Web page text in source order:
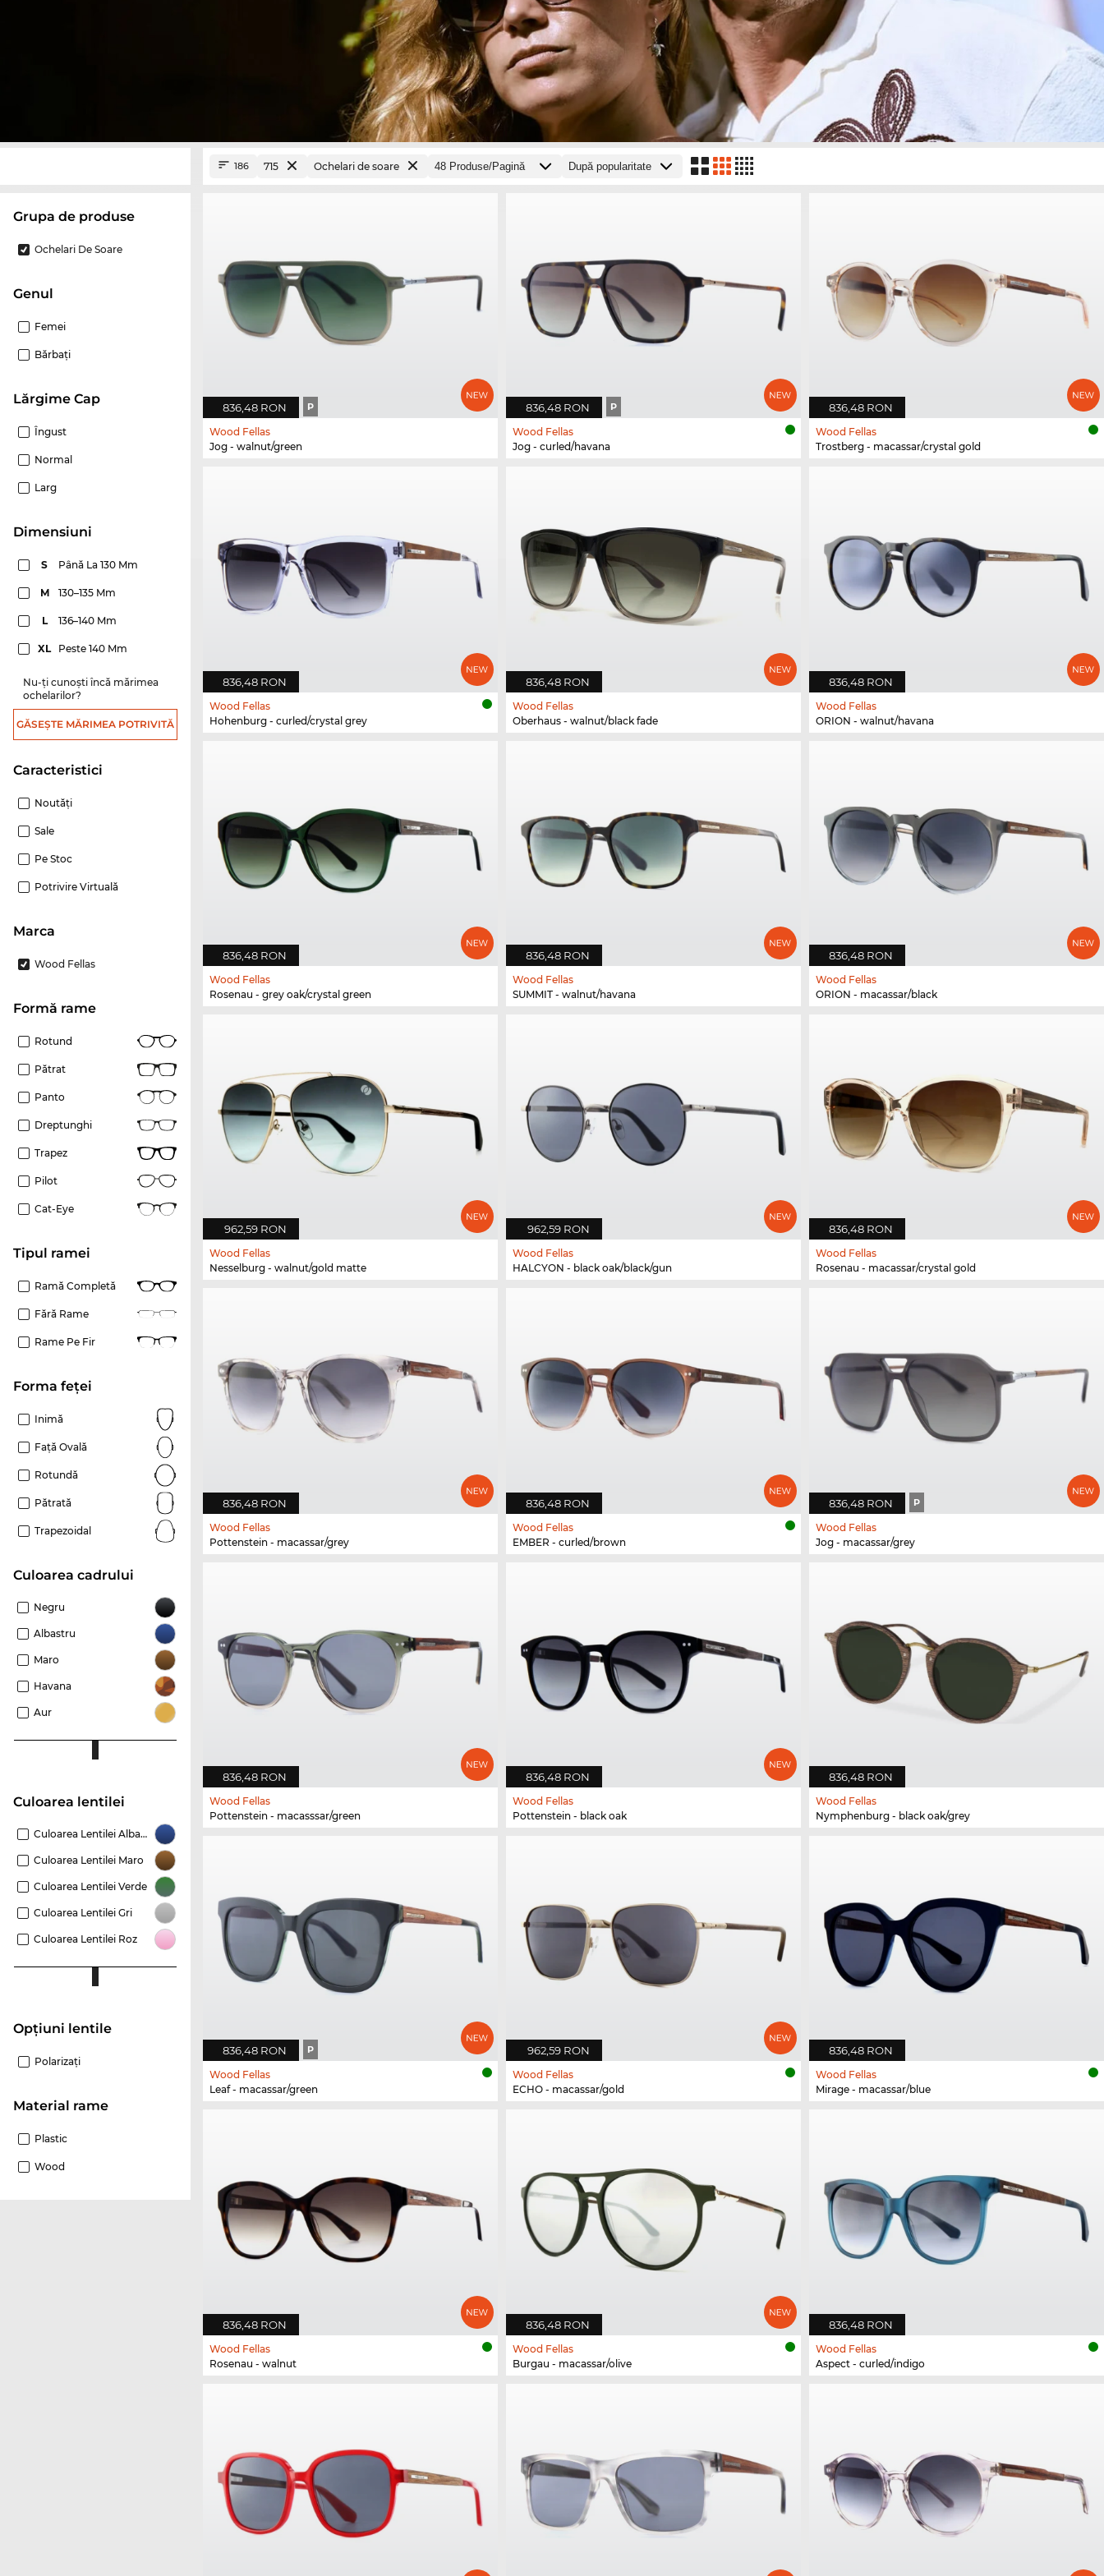
Grupa de produse
Ochelari De Soare
Genul
Femei
Bărbaţi
Lărgime Cap
Îngust
Normal
Larg
dimensiuni
S Până La 130 Mm
M 130–135 Mm
L 136–140 Mm
XL Peste 140 Mm
Nu-ți cunoști încă mărimea
ochelarilor?
GĂSEȘTE MĂRIMEA POTRIVITĂ
Caracteristici
Noutăţi
Sale
Pe Stoc
Potrivire Virtuală
marca
Wood Fellas
Formă rame
Rotund
Pătrat
Panto
Dreptunghi
Trapez
Pilot
Cat-Eye
Tipul ramei
Ramă Completă
Fără Rame
Rame Pe Fir
Forma feței
Inimă
Față Ovală
Rotundă
Pătrată
Trapezoidal
Culoarea cadrului
Negru
Albastru
Maro
Havana
Aur
Culoarea lentilei
Culoarea Lentilei Albastru
Culoarea Lentilei Maro
Culoarea Lentilei Verde
Culoarea Lentilei Gri
Culoarea Lentilei Roz
Opțiuni lentile
Polarizaţi
Material rame
Plastic
Wood
186 715 Ochelari de soare
836,48 RON P
Wood Fellas
Jog - walnut/green
836,48 RON P
Wood Fellas
Jog - curled/havana
836,48 RON
Wood Fellas
Trostberg - macassar/crystal gold
836,48 RON
Wood Fellas
Hohenburg - curled/crystal grey
836,48 RON
Wood Fellas
Oberhaus - walnut/black fade
836,48 RON
Wood Fellas
ORION - walnut/havana
836,48 RON
Wood Fellas
Rosenau - grey oak/crystal green
836,48 RON
Wood Fellas
SUMMIT - walnut/havana
836,48 RON
Wood Fellas
ORION - macassar/black
962,59 RON
Wood Fellas
Nesselburg - walnut/gold matte
962,59 RON
Wood Fellas
HALCYON - black oak/black/gun
836,48 RON
Wood Fellas
Rosenau - macassar/crystal gold
836,48 RON
Wood Fellas
Pottenstein - macassar/grey
836,48 RON
Wood Fellas
EMBER - curled/brown
836,48 RON P
Wood Fellas
Jog - macassar/grey
836,48 RON
Wood Fellas
Pottenstein - macasssar/green
836,48 RON
Wood Fellas
Pottenstein - black oak
836,48 RON
Wood Fellas
Nymphenburg - black oak/grey
836,48 RON P
Wood Fellas
Leaf - macassar/green
962,59 RON
Wood Fellas
ECHO - macassar/gold
836,48 RON
Wood Fellas
Mirage - macassar/blue
836,48 RON
Wood Fellas
Rosenau - walnut
836,48 RON
Wood Fellas
Burgau - macassar/olive
836,48 RON
Wood Fellas
Aspect - curled/indigo